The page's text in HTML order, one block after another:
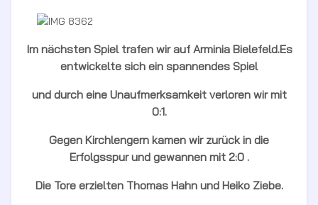
Im nächsten Spiel trafen wir auf Arminia Bielefeld.Es
entwickelte sich ein spannendes Spiel
und durch eine Unaufmerksamkeit verloren wir mit
0:1.
Gegen Kirchlengern kamen wir zurück in die
Erfolgsspur und gewannen mit 2:0 .
Die Tore erzielten Thomas Hahn und Heiko Ziebe.